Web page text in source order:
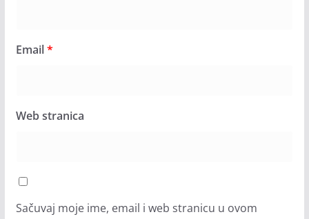
Email*
Web stranica
Sačuvaj moje ime, email i web stranicu u ovom